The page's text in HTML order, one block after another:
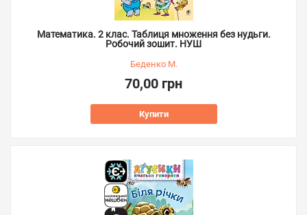
Математика. 2 клас. Таблиця множення без нудьги.
Робочий зошит. НУШ
Беденко М.
70,00 грн
Купити